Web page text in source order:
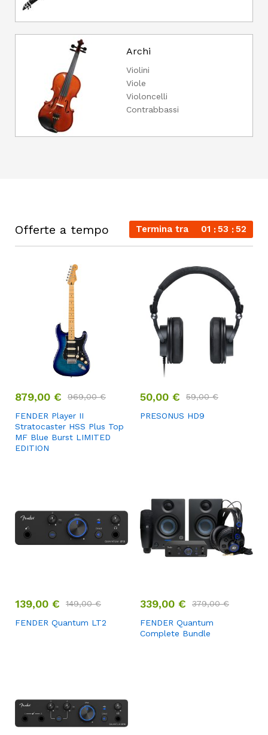
Archi
Violini
Viole
Violoncelli
Contrabbassi
Offerte a tempo Termina tra 01 53 52
879,00 € 969,00€
FENDER Player II
Stratocaster HSS Plus Top
MF Blue Burst LIMITED
EDITION
50,00 € 59,00€
PRESONUS HD9
139,00 € 149,00€
FENDER Quantum LT2
339,00 € 379,00€
FENDER Quantum
Complete Bundle